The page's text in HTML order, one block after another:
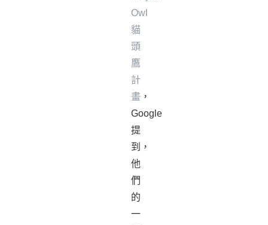
Owl
貓
頭
鷹
計
畫 ，
Google
提
到，
他
們
的
一